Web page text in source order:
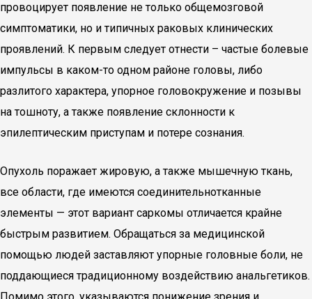
провоцирует появление не только общемозговой
симптоматики, но и типичных раковых клинических
проявлений. К первым следует отнести – частые болевые
импульсы в каком-то одном районе головы, либо
разлитого характера, упорное головокружение и позывы
на тошноту, а также появление склонности к
эпилептическим приступам и потере сознания.
Опухоль поражает жировую, а также мышечную ткань,
все области, где имеются соединительнотканные
элементы — этот вариант саркомы отличается крайне
быстрым развитием. Обращаться за медицинской
помощью людей заставляют упорные головные боли, не
поддающиеся традиционному воздействию анальгетиков.